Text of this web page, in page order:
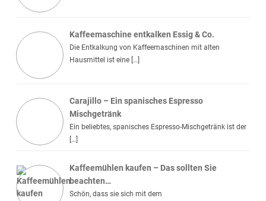
Kaffeemaschine entkalken Essig & Co.
Die Entkalkung von Kaffeemaschinen mit alten
Hausmittel ist eine […]
Carajillo – Ein spanisches Espresso
Mischgetränk
Ein beliebtes, spanisches Espresso-Mischgetränk ist der
[…]
Kaffeemühlen kaufen – Das sollten Sie
beachten…
Schön, dass sie sich mit dem